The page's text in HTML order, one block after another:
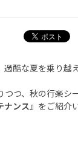
過酷な夏を乗り越
つつ、秋の行楽シ
ンス』 をご紹介